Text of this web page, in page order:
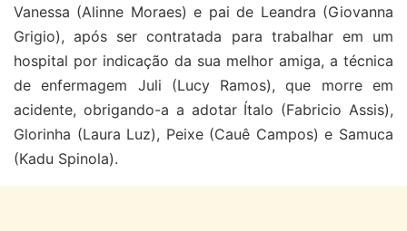
Vanessa (Alinne Moraes) e pai de Leandra (Giovanna
Grigio), após ser contratada para trabalhar em um
hospital por indicação da sua melhor amiga, a técnica
de enfermagem Juli (Lucy Ramos), que morre em
acidente, obrigando-a a adotar Ítalo (Fabricio Assis),
Glorinha (Laura Luz), Peixe (Cauê Campos) e Samuca
(Kadu Spinola).